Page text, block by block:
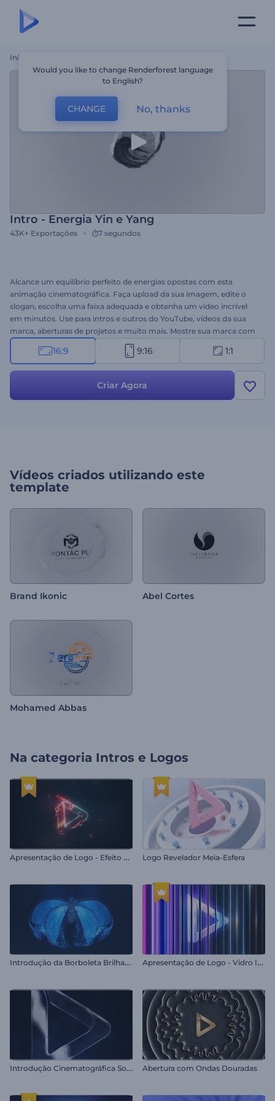
Início
Intro - Energia Yin e Yang
43K+ Exportações 7 segundos
Alcance um equilíbrio perfeito de energias opostas com esta
animação cinematográfica. Faça upload da sua imagem, edite o
slogan, escolha uma faixa adequada e obtenha um vídeo incrível
em minutos. Use para intros e outros do YouTube, vídeos da sua
marca, aberturas de projetos e muito mais. Mostre sua marca com
o poder das energias hoje mesmo!
16:9 9:16 1:1
Criar Agora
Vídeos criados utilizando este
template
Brand Ikonic Abel Cortes
Mohamed Abbas
Na categoria Intros e Logos
A
presentação de Logo - Efeito Glitch Eletrizante Logo Revelador Meia-Esfera
I
ntrodução da Borboleta Brilhante A
presentação de Logo - Vidro Iridescente
I
ntrodução Cinematográfica Sombria Abertura com Ondas Douradas
Would you like to change Renderforest language
to English?
CHANGE No, thanks